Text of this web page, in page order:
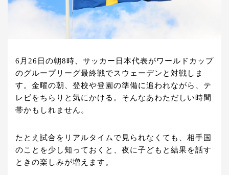
6月26日の朝8時、サッカー日本代表がワールドカップ
のグループリーグ最終戦でスウェーデンと対戦しま
す。金曜の朝、登校や登園の準備に追われながら、テ
レビをちらりと気にかける。そんなあわただしい時間
帯かもしれません。
たとえ試合をリアルタイムで見られなくても、相手国
のことを少し知っておくと、夜に子どもと結果を話す
ときの楽しみが増えます。